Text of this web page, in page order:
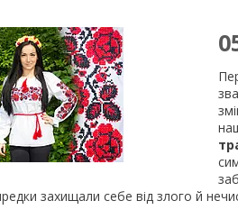
захищали себе від злого й